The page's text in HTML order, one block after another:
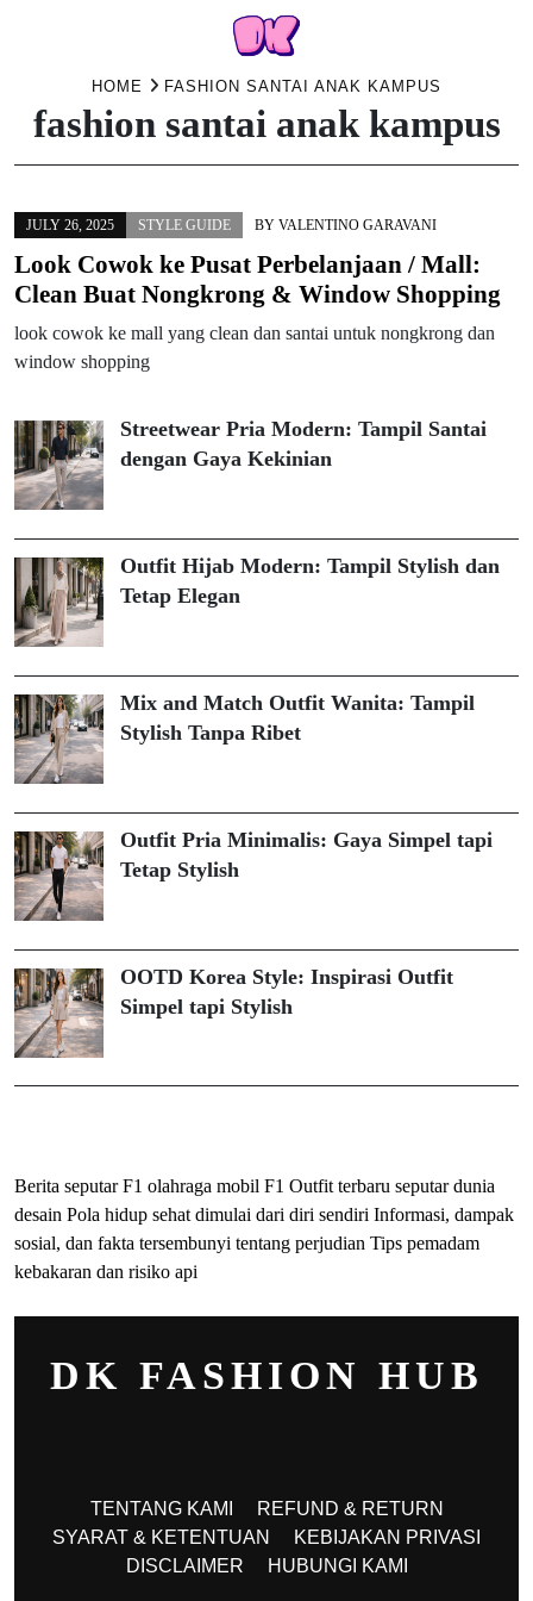
content
HOME FASHION SANTAI ANAK KAMPUS
fashion santai anak kampus
JULY 26, 2025 STYLE GUIDE BY VALENTINO GARAVANI
Look Cowok ke Pusat Perbelanjaan / Mall:
Clean Buat Nongkrong & Window Shopping
look cowok ke mall yang clean dan santai untuk nongkrong dan
window shopping
Streetwear Pria Modern: Tampil Santai
dengan Gaya Kekinian
Outfit Hijab Modern: Tampil Stylish dan
Tetap Elegan
Mix and Match Outfit Wanita: Tampil
Stylish Tanpa Ribet
Outfit Pria Minimalis: Gaya Simpel tapi
Tetap Stylish
OOTD Korea Style: Inspirasi Outfit
Simpel tapi Stylish
Berita seputar F1 olahraga mobil F1 Outfit terbaru seputar dunia
desain Pola hidup sehat dimulai dari diri sendiri Informasi, dampak
sosial, dan fakta tersembunyi tentang perjudian Tips pemadam
kebakaran dan risiko api
DK FASHION HUB
TENTANG KAMI
REFUND & RETURN
SYARAT & KETENTUAN
KEBIJAKAN PRIVASI
DISCLAIMER
HUBUNGI KAMI